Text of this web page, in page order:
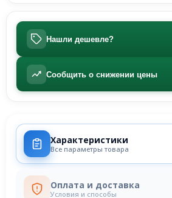
Нашли дешевле?
Сообщить о снижении цены
Характеристики
Все параметры товара
Оплата и доставка
Условия и способы